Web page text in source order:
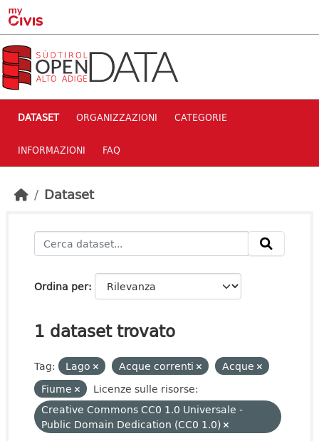
Skip to main content
DATASET ORGANIZZAZIONI CATEGORIE
INFORMAZIONI FAQ
Dataset
Ordina per
1 dataset trovato
Tag: Lago Acque correnti
Acque
Fiume
Licenze sulle risorse:
Creative Commons CC0 1.0 Universale -
Public Domain Dedication (CC0 1.0)